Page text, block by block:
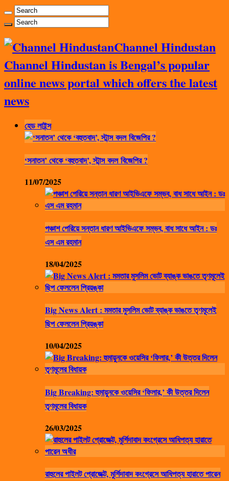
Channel Hindustan
Channel Hindustan is Bengal’s popular
online news portal which offers the latest
news
হেড লাইন্স
‘সনাতন’ থেকে ‘বহুতবাদ’, স্টান্স বদল বিজেপির ?
11/07/2025
পঞ্চাশ পেরিয়ে সন্তান ধারণ আইভিএফে সম্ভব, বাধ সাধে আইন : ডঃ
এস এম রহমান
18/04/2025
Big News Alert : মমতার মুসলিম ভোট ব্যাঙ্ক ভাঙতে তৃণমূলেই
ছিপ ফেললেন প্রিয়ঙ্কা
10/04/2025
Big Breaking: হুমায়ুনকে ওয়েসির ‘ফিলার,’ কী উত্তর দিলেন
তৃণমূলের বিধায়ক
26/03/2025
রাহুলের পাইলট প্রোজেক্ট, মুর্শিদাবাদ কংগ্রেসে আধিপত্য হারাতে পারেন